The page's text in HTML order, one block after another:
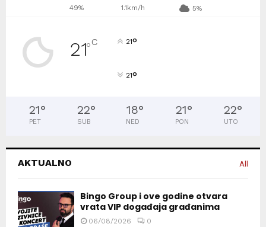
49% 1.1km/h 5%
21°C 21°
21°
21°
PET
22°
SUB
18°
NED
21°
PON
22°
UTO
AKTUALNO All
Bingo Group i ove godine otvara
vrata VIP događaja građanima
06/08/2026 0